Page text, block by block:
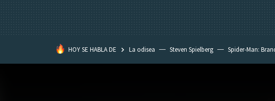
HOY SE HABLA DE La odisea Steven Spielberg Spider-Man: